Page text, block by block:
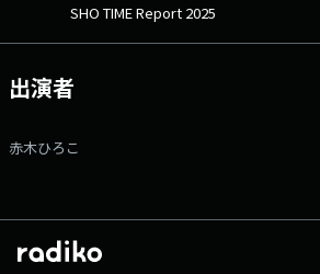
SHO TIME Report 2025
出演者
赤木ひろこ